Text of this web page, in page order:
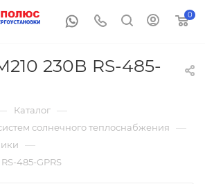
0
230В RS-485-
Каталог —
солнечного теплоснабжения —
—
485-GPRS